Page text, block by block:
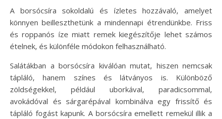
A borsócsíra sokoldalú és ízletes hozzávaló, amelyet
könnyen beilleszthetünk a mindennapi étrendünkbe. Friss
és roppanós íze miatt remek kiegészítője lehet számos
ételnek, és különféle módokon felhasználható.
Salátákban a borsócsíra kiválóan mutat, hiszen nemcsak
tápláló, hanem színes és látványos is. Különböző
zöldségekkel, például uborkával, paradicsommal,
avokádóval és sárgarépával kombinálva egy frissítő és
tápláló fogást kapunk. A borsócsíra emellett remekül illik a